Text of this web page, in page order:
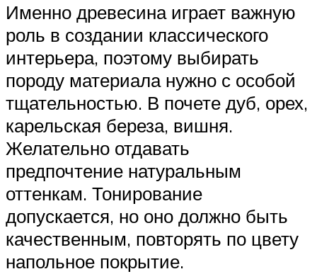
Именно древесина играет важную
роль в создании классического
интерьера, поэтому выбирать
породу материала нужно с особой
тщательностью. В почете дуб, орех,
карельская береза, вишня.
Желательно отдавать
предпочтение натуральным
оттенкам. Тонирование
допускается, но оно должно быть
качественным, повторять по цвету
напольное покрытие.